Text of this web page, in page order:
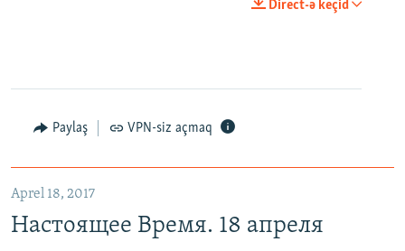
Direct-ə keçid
Paylaş VPN-siz açmaq
Aprel 18, 2017
Настоящее Время. 18 апреля